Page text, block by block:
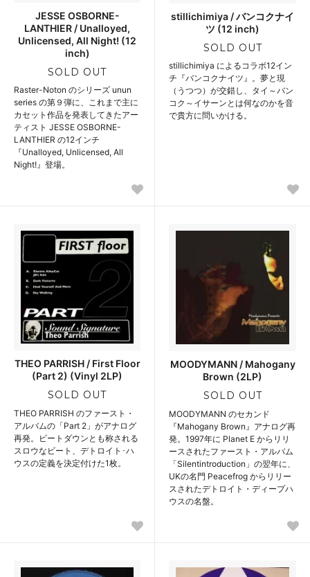
JESSE OSBORNE-
LANTHIER / Unalloyed,
Unlicensed, All Night! (12
inch)
SOLD OUT
Raster-Noton のシリーズ unun
series の第９弾に、これまで主に
カセット作品を発表してきたアー
ティスト JESSE OSBORNE-
LANTHIER の12インチ
『Unalloyed, Unlicensed, All
Night!』登場。
stillichimiya / バンコクナイ
ツ (12 inch)
SOLD OUT
stillichimiya によるコラボ12イン
チ『バンコクナイツ』。夢と現
（うつつ）が交錯し、タイ～バン
コク～イサーンとは何なのかを音
で貴方に問いかける。
THEO PARRISH / First Floor
(Part 2) (Vinyl 2LP)
SOLD OUT
THEO PARRISH のファースト・
アルバムの「Part 2」がアナログ
再発。ビートダウンとも称される
スロウなビート、デトロイト･ハ
ウスの定義を決定付けた1枚。
MOODYMANN / Mahogany
Brown (2LP)
SOLD OUT
MOODYMANN のセカンド
『Mahogany Brown』アナログ再
発。1997年に Planet E からリリ
ースされたファースト・アルバム
「Silentintroduction」の翌年に、
UKの名門 Peacefrog からリリー
スされたデトロイト・ディープハ
ウスの名盤。